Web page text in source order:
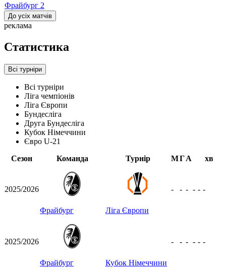
Фрайбург 2
До усіх матчів
реклама
Статистика
Всі турніри
Всі турніри
Ліга чемпіонів
Ліга Європи
Бундесліга
Друга Бундесліга
Кубок Німеччини
Євро U-21
Сезон
Команда Турнір МГА хв
2025/2026
Фрайбург Ліга Європи
- - - - - -
2025/2026
Фрайбург Кубок Німеччини
- - - - - -